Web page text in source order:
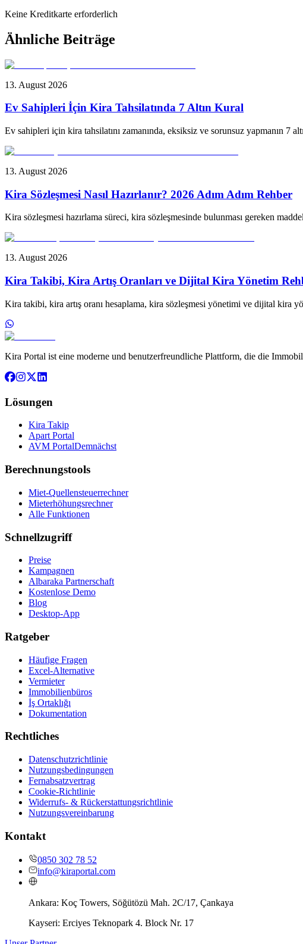
Keine Kreditkarte erforderlich
Ähnliche Beiträge
13. August 2026
Ev Sahipleri İçin Kira Tahsilatında 7 Altın Kural
Ev sahipleri için kira tahsilatını zamanında, eksiksiz ve sorunsuz yapmanın 7
13. August 2026
Kira Sözleşmesi Nasıl Hazırlanır? 2026 Adım Adım Rehber
Kira sözleşmesi hazırlama süreci, kira sözleşmesinde bulunması gereken
13. August 2026
Kira Takibi, Kira Artış Oranları ve Dijital Kira Yönetim
Kira takibi, kira artış oranı hesaplama, kira sözleşmesi yönetimi ve dijital kira
Kira Portal ist eine moderne und benutzerfreundliche Plattform, die die
Lösungen
Kira Takip
Apart Portal
AVM PortalDemnächst
Berechnungstools
Miet-Quellensteuerrechner
Mieterhöhungsrechner
Alle Funktionen
Schnellzugriff
Preise
Kampagnen
Albaraka Partnerschaft
Kostenlose Demo
Blog
Desktop-App
Ratgeber
Häufige Fragen
Excel-Alternative
Vermieter
Immobilienbüros
İş Ortaklığı
Dokumentation
Rechtliches
Datenschutzrichtlinie
Nutzungsbedingungen
Fernabsatzvertrag
Cookie-Richtlinie
Widerrufs- & Rückerstattungsrichtlinie
Nutzungsvereinbarung
Kontakt
0850 302 78 52
info@kiraportal.com
Ankara: Koç Towers, Söğütözü Mah. 2C/17, Çankaya
Kayseri: Erciyes Teknopark 4. Block Nr. 17